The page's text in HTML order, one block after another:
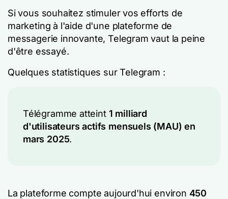
Si vous souhaitez stimuler vos efforts de
marketing à l'aide d'une plateforme de
messagerie innovante, Telegram vaut la peine
d'être essayé.
Quelques statistiques sur Telegram :
Télégramme atteint 1 milliard
d'utilisateurs actifs mensuels (MAU) en
mars 2025.
La plateforme compte aujourd'hui environ 450